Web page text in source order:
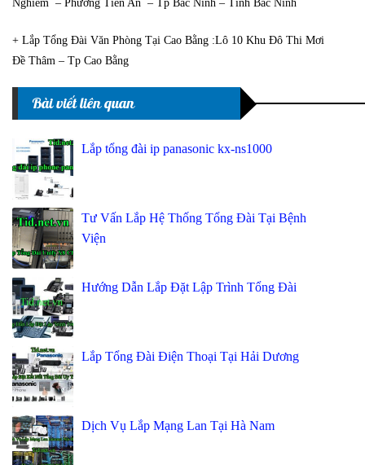
Nghiêm – Phường Tiền An – Tp Bắc Ninh – Tỉnh Bắc Ninh
+ Lắp Tổng Đài Văn Phòng Tại Cao Bằng :Lô 10 Khu Đô Thi Mơi
Đề Thâm – Tp Cao Bằng
Bài viết liên quan
Lắp tổng đài ip panasonic kx-ns1000
Tư Vấn Lắp Hệ Thống Tổng Đài Tại Bệnh
Viện
Hướng Dẫn Lắp Đặt Lập Trình Tổng Đài
Lắp Tổng Đài Điện Thoại Tại Hải Dương
Dịch Vụ Lắp Mạng Lan Tại Hà Nam